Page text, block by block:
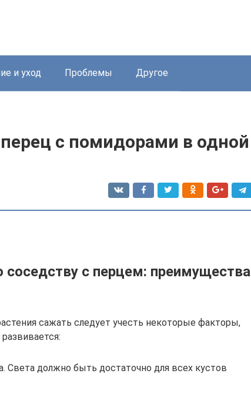
и уход Проблемы Другое
с помидорами в одной
с перцем: преимущества
сажать следует учесть некоторые факторы,
Света должно быть достаточно для всех кустов